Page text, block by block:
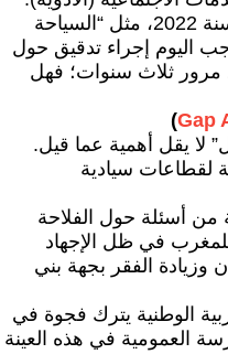
اختبار الاستمرارية: إن وجود ملفات من سنة 2022، مثل “السياحة
اليوم إجراء تدقيق حول
مرور ثلاث سنوات؛ فهل
)
لا يقل أهمية عما قيل.
لقطاعات سيادية
من أسئلة حول الفلاحة
للمغرب في ظل الإجهاد
وزيادة الفقر بجهة بني
الوطنية يترك فجوة في
العمومية في هذه العينة